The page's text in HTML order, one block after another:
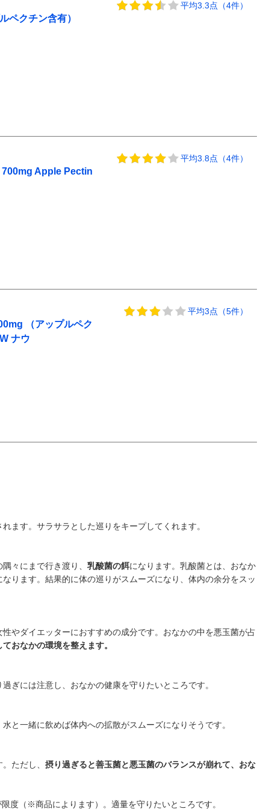
平均3.3点（4件）
ペクチン含有）
平均3.8点（4件）
700mg Apple Pectin
平均3点（5件）
（アップルペク
ナウ
ます。サラサラとした巡りをキープしてくれます。
々にまで行き渡り、 乳酸菌の餌になります。乳酸菌とは、おなか
ります。結果的に体の巡りがスムーズになり、体内の余分をスッ
やダイエッターにおすすめの成分です。おなかの中を悪玉菌が占
おなかの環境を整えます。
過ぎには注意し、おなかの健康を守りたいところです。
と一緒に飲めば体内への拡散がスムーズになりそうです。
ただし、 摂り過ぎると善玉菌と悪玉菌のバランスが崩れて、おな
度（※商品によります）。適量を守りたいところです。